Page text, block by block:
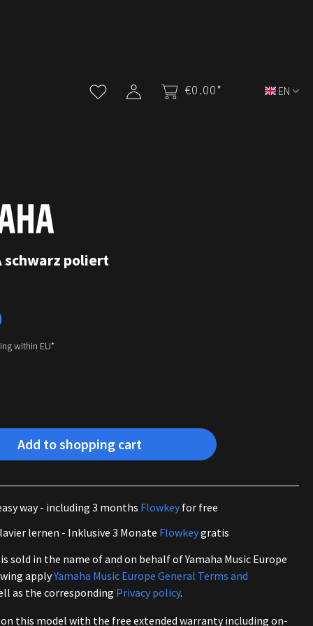
€0.00* EN
schwarz poliert
within EU*
Add to shopping cart
way - including 3 months Flowkeyfor free
lernen - Inklusive 3 Monate Flowkeygratis
sold in the name of and on behalf of Yamaha Music Europe
applyYamaha Music Europe General Terms and
as the corresponding Privacy policy.
this model with the free extended warranty including on-